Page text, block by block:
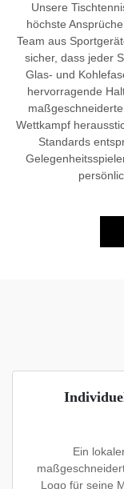
Unsere
höchste
Team aus
sicher, dass jeder
Glas- und
hervorragende
Wettkampf
Standards
Ein
Logo für seine